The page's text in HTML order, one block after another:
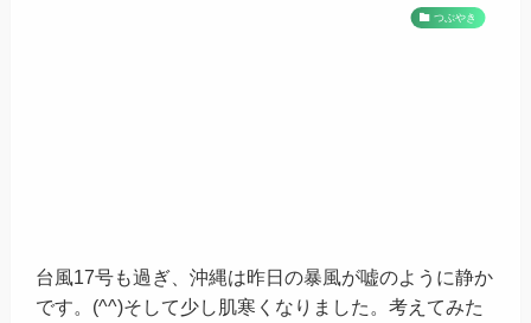
つぶやき
台風17号も過ぎ、沖縄は昨日の暴風が嘘のように静か
です。(^^)そして少し肌寒くなりました。考えてみた